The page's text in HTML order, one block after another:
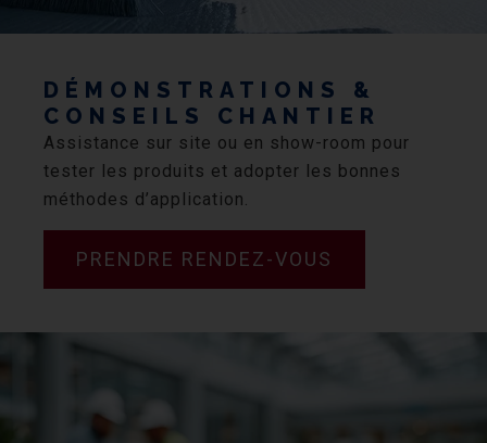
DÉMONSTRATIONS &
CONSEILS CHANTIER
Assistance sur site ou en show-room pour
tester les produits et adopter les bonnes
méthodes d’application.
PRENDRE RENDEZ-VOUS